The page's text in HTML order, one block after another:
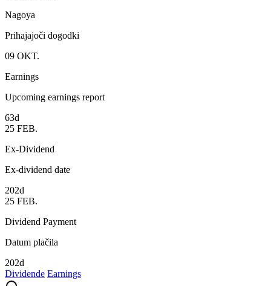
Nagoya
Prihajajoči dogodki
09 OKT.
Earnings
Upcoming earnings report
63d
25 FEB.
Ex-Dividend
Ex-dividend date
202d
25 FEB.
Dividend Payment
Datum plačila
202d
Dividende Earnings